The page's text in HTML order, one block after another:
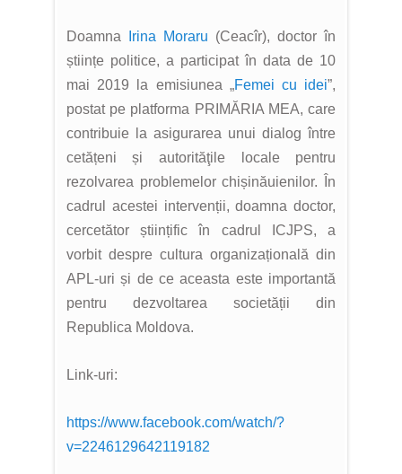
Doamna Irina Moraru (Ceacîr), doctor în
științe politice, a participat în data de 10
mai 2019 la emisiunea „Femei cu idei”,
postat pe platforma PRIMĂRIA MEA, care
contribuie la asigurarea unui dialog între
cetățeni și autorităţile locale pentru
rezolvarea problemelor chișinăuienilor. În
cadrul acestei intervenții, doamna doctor,
cercetător științific în cadrul ICJPS, a
vorbit despre cultura organizațională din
APL-uri și de ce aceasta este importantă
pentru dezvoltarea societății din
Republica Moldova.
Link-uri:
https://www.facebook.com/watch/?
v=2246129642119182